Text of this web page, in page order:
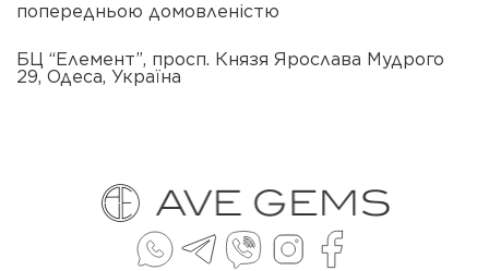
попередньою домовленістю
БЦ “Елемент”, просп. Князя Ярослава Мудрого
29, Одеса, Україна